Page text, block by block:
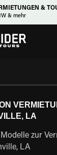
&
& mehr
LA
zur
LA